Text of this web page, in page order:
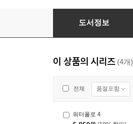
워터폴로 4
도서정보
이 상품의 시리즈 (4개)
전체 품절포함
워터폴로 4